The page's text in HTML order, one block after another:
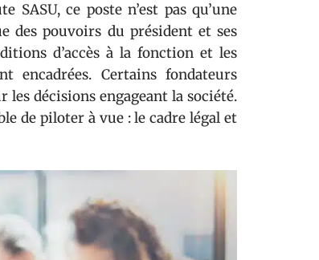
ce poste n’est pas qu’une
des pouvoirs du président et ses
d’accès à la fonction et les
encadrées. Certains fondateurs
décisions engageant la société.
de piloter à vue : le cadre légal et